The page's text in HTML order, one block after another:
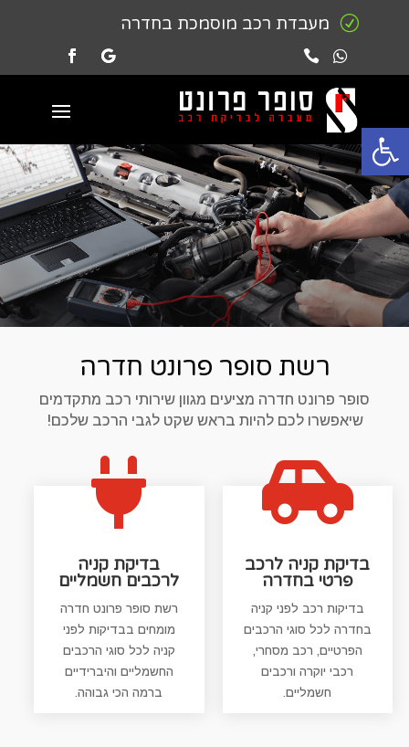
פתח סרגל נגישות
R מעבדת רכב מוסמכת בחדרה


רשת סופר פרונט חדרה
סופר פרונט חדרה מציעים מגוון שירותי רכב מתקדמים
שיאפשרו לכם להיות בראש שקט לגבי הרכב שלכם!

בדיקת קניה
לרכבים חשמליים
רשת סופר פרונט חדרה
מומחים בבדיקות לפני
קניה לכל סוגי הרכבים
החשמליים והיברידיים
ברמה הכי גבוהה.

בדיקת קניה לרכב
פרטי בחדרה
בדיקות רכב לפני קניה
בחדרה לכל סוגי הרכבים
הפרטיים, רכב מסחרי,
רכבי יוקרה ורכבים
חשמליים.